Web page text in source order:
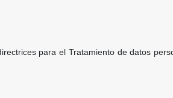
para el Tratamiento de datos